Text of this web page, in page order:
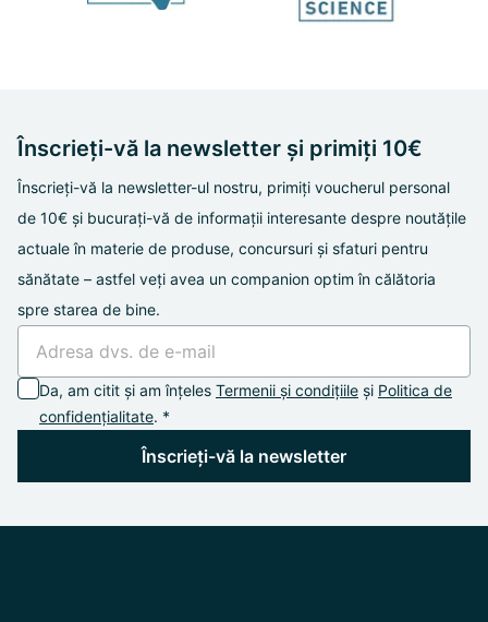
Înscrieți-vă la newsletter și primiți 10€
Înscrieți-vă la newsletter-ul nostru, primiți voucherul personal
de 10€ și bucurați-vă de informații interesante despre noutățile
actuale în materie de produse, concursuri și sfaturi pentru
sănătate – astfel veți avea un companion optim în călătoria
spre starea de bine.
Da, am citit și am înțeles Termenii și condițiile și Politica de
confidențialitate. *
Înscrieți-vă la newsletter